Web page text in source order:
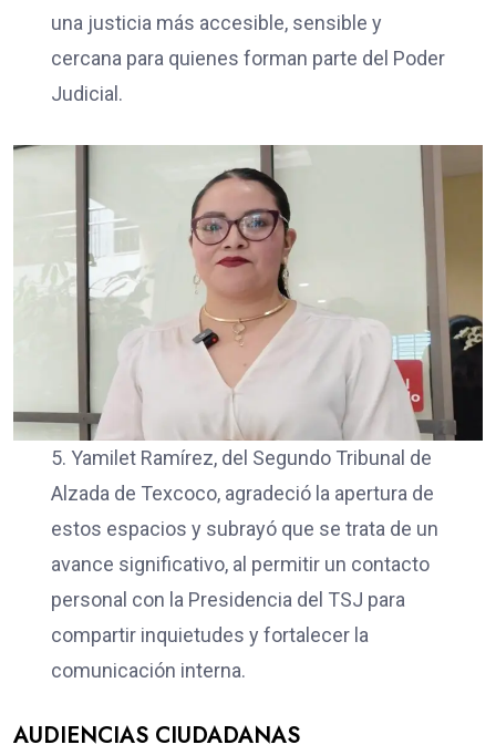
una justicia más accesible, sensible y
cercana para quienes forman parte del Poder
Judicial.
5. Yamilet Ramírez, del Segundo Tribunal de
Alzada de Texcoco, agradeció la apertura de
estos espacios y subrayó que se trata de un
avance significativo, al permitir un contacto
personal con la Presidencia del TSJ para
compartir inquietudes y fortalecer la
comunicación interna.
AUDIENCIAS CIUDADANAS